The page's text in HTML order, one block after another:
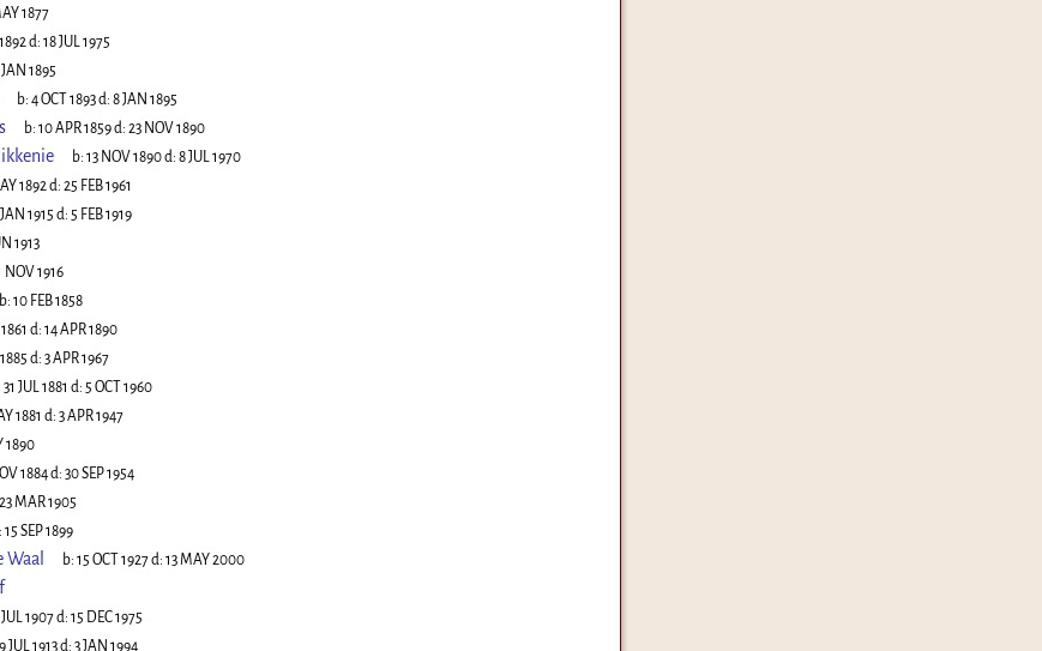
1877
d: 18 JUL 1975
JAN 1895
b: 4 OCT 1893d: 8 JAN 1895
b: 10 APR 1859d: 23 NOV 1890
b: 13 NOV 1890d: 8 JUL 1970
1892d: 25 FEB 1961
1915 d: 5 FEB 1919
1913
NOV 1916
b: 10 FEB 1858
d: 14 APR 1890
d: 3 APR 1967
31 JUL 1881 d: 5 OCT 1960
1881 d: 3 APR 1947
1890
1884d: 30 SEP 1954
23 MAR 1905
15 SEP 1899
b: 15 OCT 1927d: 13 MAY 2000
1907d: 15 DEC 1975
JUL 1913d: 3 JAN 1994